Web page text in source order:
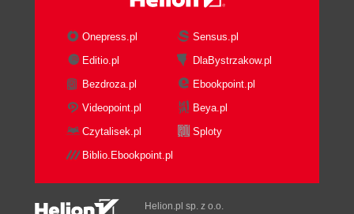
Korekcja wad obiektywu (97)
Usuwanie winietowania (98)
Usuwanie zniekształceń: beczkowatego i
poduszkowego (98)
Korekcja perspektywy w pionie i w poziomie
(100)
Korekcja balansu bieli (102)
Usuwanie przebarwień przez równoważenie
neutralnych tonów (dla zaawansowanych) (107)
Rozdział 4. RAW (113)
Onepress.pl
Sensus.pl
Editio.pl
DlaBystrzakow.pl
Bezdroza.pl
Ebookpoint.pl
Videopoint.pl
Beya.pl
Czytalisek.pl
Sploty
Biblio.Ebookpoint.pl
Helion.pl sp. z o.o.